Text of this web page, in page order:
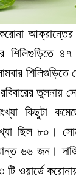
আক্রান্তের
শিলিগুড়িতে
তুলনায়
কিছুটা
ছিল ৮০।
৬৬ জন।
টি ওয়ার্ডে